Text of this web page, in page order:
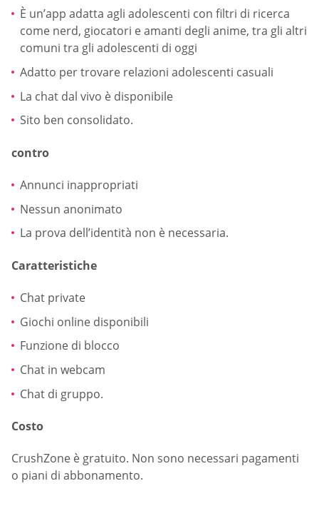
È un’app adatta agli adolescenti con filtri di ricerca
come nerd, giocatori e amanti degli anime, tra gli altri
comuni tra gli adolescenti di oggi
Adatto per trovare relazioni adolescenti casuali
La chat dal vivo è disponibile
Sito ben consolidato.
contro
Annunci inappropriati
Nessun anonimato
La prova dell’identità non è necessaria.
Caratteristiche
Chat private
Giochi online disponibili
Funzione di blocco
Chat in webcam
Chat di gruppo.
Costo
CrushZone è gratuito. Non sono necessari pagamenti
o piani di abbonamento.